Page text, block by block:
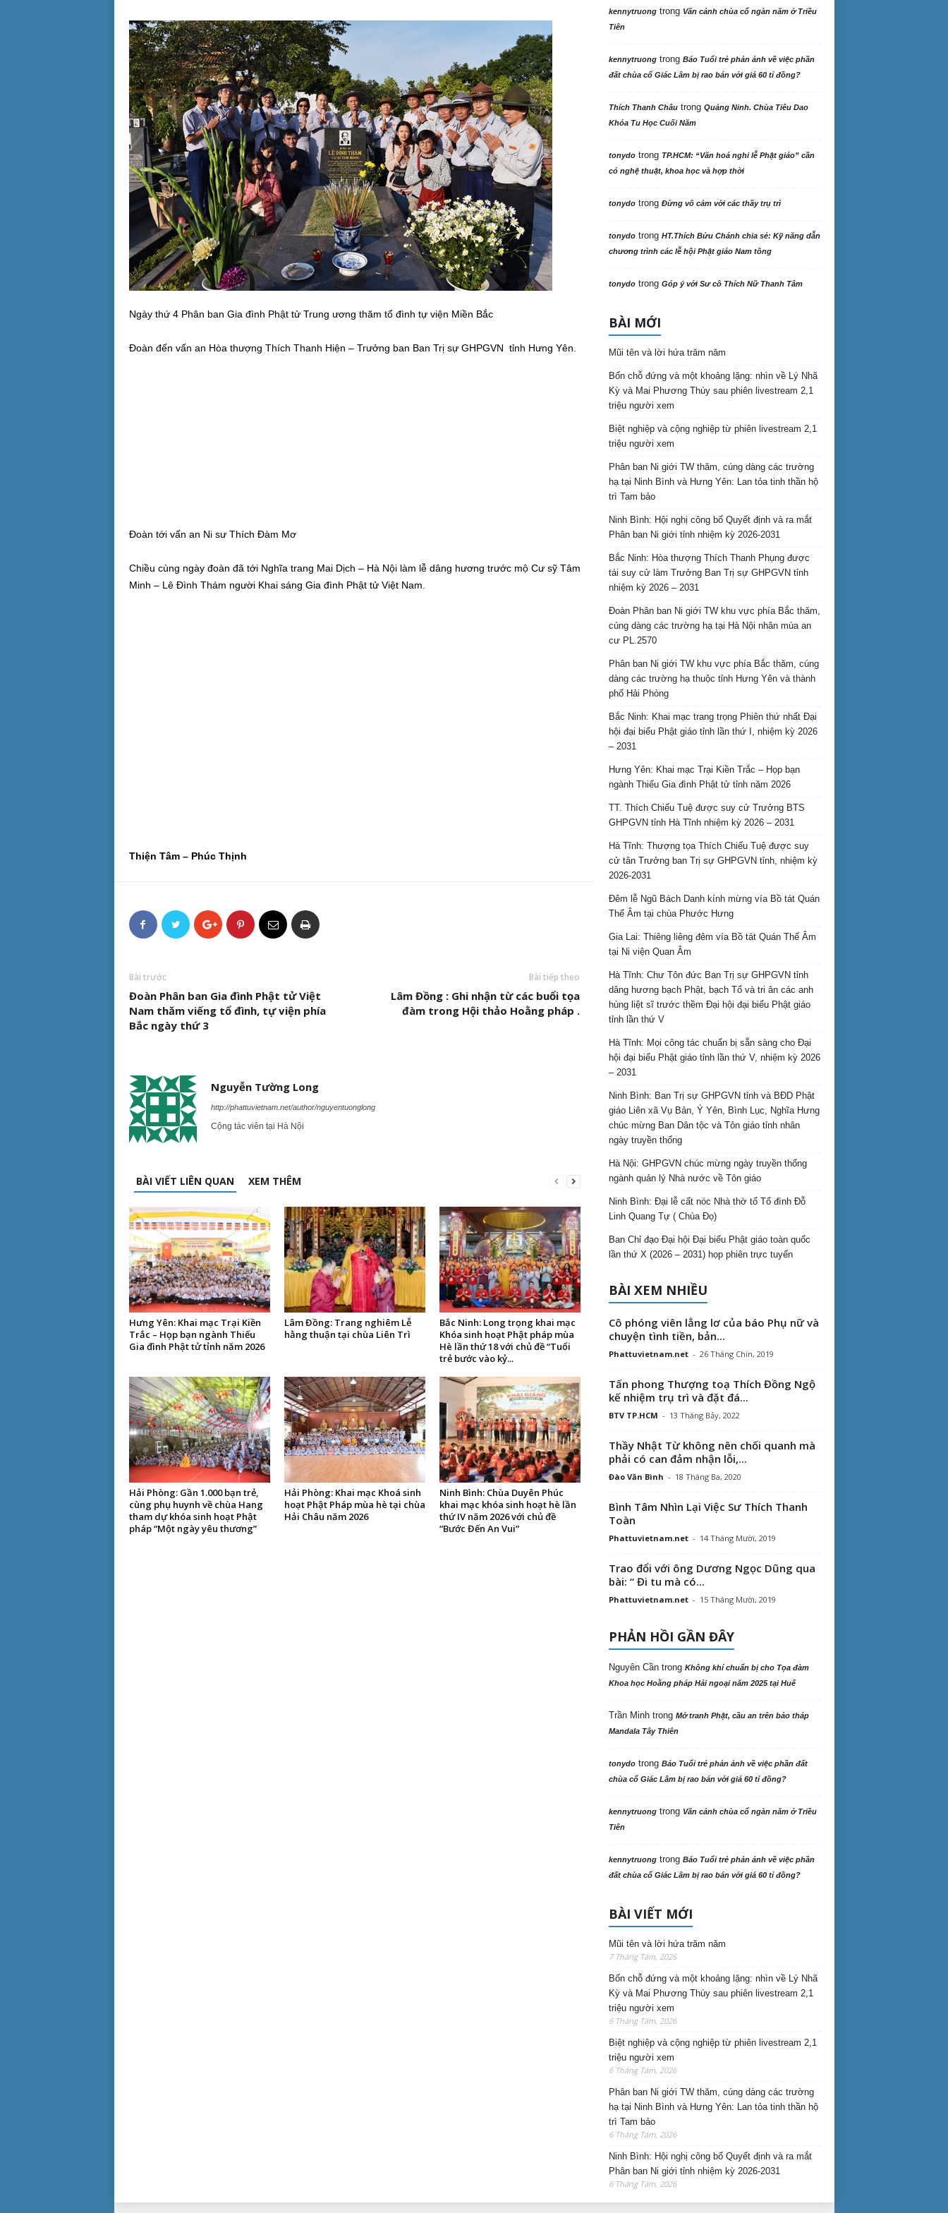
Ngày thứ 4 Phân ban Gia đình Phật tử Trung ương thăm tổ đình tự viện Miền Bắc
Đoàn đến vấn an Hòa thượng Thích Thanh Hiện – Trưởng ban Ban Trị sự GHPGVN tỉnh Hưng Yên.
Đoàn tới vấn an Ni sư Thích Đàm Mơ
Chiều cùng ngày đoàn đã tới Nghĩa trang Mai Dịch – Hà Nội làm lễ dâng hương trước mộ Cư sỹ Tâm
Minh – Lê Đình Thám người Khai sáng Gia đình Phật tử Việt Nam.
Thiện Tâm – Phúc Thịnh
Bài trước
Đoàn Phân ban Gia đình Phật tử Việt
Nam thăm viếng tổ đình, tự viện phía
Bắc ngày thứ 3
Bài tiếp theo
Lâm Đồng : Ghi nhận từ các buổi tọa
đàm trong Hội thảo Hoằng pháp .
Nguyễn Tường Long
http://phattuvietnam.net/author/nguyentuonglong
Cộng tác viên tại Hà Nội
BÀI VIẾT LIÊN QUAN XEM THÊM
Hưng Yên: Khai mạc Trại Kiền
Trắc – Họp bạn ngành Thiếu
Gia đình Phật tử tỉnh năm 2026
Lâm Đồng: Trang nghiêm Lễ
hằng thuận tại chùa Liên Trì
Bắc Ninh: Long trọng khai mạc
Khóa sinh hoạt Phật pháp mùa
Hè lần thứ 18 với chủ đề “Tuổi
trẻ bước vào kỷ...
Hải Phòng: Gần 1.000 bạn trẻ,
cùng phụ huynh về chùa Hang
tham dự khóa sinh hoạt Phật
pháp “Một ngày yêu thương”
Hải Phòng: Khai mạc Khoá sinh
hoạt Phật Pháp mùa hè tại chùa
Hải Châu năm 2026
Ninh Bình: Chùa Duyên Phúc
khai mạc khóa sinh hoạt hè lần
thứ IV năm 2026 với chủ đề
“Bước Đến An Vui”
kennytruongtrong Vãn cảnh chùa cổ ngàn năm ở Triều
Tiên
kennytruongtrong Báo Tuổi trẻ phản ảnh về việc phần
đất chùa cổ Giác Lâm bị rao bán với giá 60 tỉ đồng?
Thích Thanh Châutrong Quảng Ninh. Chùa Tiêu Dao
Khóa Tu Học Cuối Năm
tonydotrong TP.HCM: “Văn hoá nghi lễ Phật giáo” cần
có nghệ thuật, khoa học và hợp thời
tonydotrong Đừng vô cảm với các thầy trụ trì
tonydotrong HT.Thích Bửu Chánh chia sẻ: Kỹ năng dẫn
chương trình các lễ hội Phật giáo Nam tông
tonydotrong Góp ý với Sư cô Thích Nữ Thanh Tâm
BÀI MỚI
Mũi tên và lời hứa trăm năm
Bốn chỗ đứng và một khoảng lặng: nhìn về Lý Nhã
Kỳ và Mai Phương Thúy sau phiên livestream 2,1
triệu người xem
Biệt nghiệp và cộng nghiệp từ phiên livestream 2,1
triệu người xem
Phân ban Ni giới TW thăm, cúng dàng các trường
hạ tại Ninh Bình và Hưng Yên: Lan tỏa tinh thần hộ
trì Tam bảo
Ninh Bình: Hội nghị công bố Quyết định và ra mắt
Phân ban Ni giới tỉnh nhiệm kỳ 2026-2031
Bắc Ninh: Hòa thượng Thích Thanh Phụng được
tái suy cử làm Trưởng Ban Trị sự GHPGVN tỉnh
nhiệm kỳ 2026 – 2031
Đoàn Phân ban Ni giới TW khu vực phía Bắc thăm,
cúng dàng các trường hạ tại Hà Nội nhân mùa an
cư PL.2570
Phân ban Ni giới TW khu vực phía Bắc thăm, cúng
dàng các trường hạ thuộc tỉnh Hưng Yên và thành
phố Hải Phòng
Bắc Ninh: Khai mạc trang trọng Phiên thứ nhất Đại
hội đại biểu Phật giáo tỉnh lần thứ I, nhiệm kỳ 2026
– 2031
Hưng Yên: Khai mạc Trại Kiền Trắc – Họp bạn
ngành Thiếu Gia đình Phật tử tỉnh năm 2026
TT. Thích Chiếu Tuệ được suy cử Trưởng BTS
GHPGVN tỉnh Hà Tĩnh nhiệm kỳ 2026 – 2031
Hà Tĩnh: Thượng tọa Thích Chiếu Tuệ được suy
cử tân Trưởng ban Trị sự GHPGVN tỉnh, nhiệm kỳ
2026-2031
Đêm lễ Ngũ Bách Danh kính mừng vía Bồ tát Quán
Thế Âm tại chùa Phước Hưng
Gia Lai: Thiêng liêng đêm vía Bồ tát Quán Thế Âm
tại Ni viện Quan Âm
Hà Tĩnh: Chư Tôn đức Ban Trị sự GHPGVN tỉnh
dâng hương bạch Phật, bạch Tổ và tri ân các anh
hùng liệt sĩ trước thềm Đại hội đại biểu Phật giáo
tỉnh lần thứ V
Hà Tĩnh: Mọi công tác chuẩn bị sẵn sàng cho Đại
hội đại biểu Phật giáo tỉnh lần thứ V, nhiệm kỳ 2026
– 2031
Ninh Bình: Ban Trị sự GHPGVN tỉnh và BĐD Phật
giáo Liên xã Vụ Bản, Ý Yên, Bình Lục, Nghĩa Hưng
chúc mừng Ban Dân tộc và Tôn giáo tỉnh nhân
ngày truyền thống
Hà Nội: GHPGVN chúc mừng ngày truyền thống
ngành quản lý Nhà nước về Tôn giáo
Ninh Bình: Đại lễ cất nóc Nhà thờ tổ Tổ đình Đỗ
Linh Quang Tự ( Chùa Đọ)
Ban Chỉ đạo Đại hội Đại biểu Phật giáo toàn quốc
lần thứ X (2026 – 2031) họp phiên trực tuyến
BÀI XEM NHIỀU
Cô phóng viên lẳng lơ của báo Phụ nữ và
chuyện tình tiền, bản...
Phattuvietnam.net - 26 Tháng Chín, 2019
Tấn phong Thượng toạ Thích Đồng Ngộ
kế nhiệm trụ trì và đặt đá...
BTV TP.HCM - 13 Tháng Bảy, 2022
Thầy Nhật Từ không nên chối quanh mà
phải có can đảm nhận lỗi,...
Đào Văn Bình - 18 Tháng Ba, 2020
Bình Tâm Nhìn Lại Việc Sư Thích Thanh
Toàn
Phattuvietnam.net - 14 Tháng Mười, 2019
Trao đổi với ông Dương Ngọc Dũng qua
bài: “ Đi tu mà có...
Phattuvietnam.net - 15 Tháng Mười, 2019
PHẢN HỒI GẦN ĐÂY
Nguyên Cầntrong Không khí chuẩn bị cho Tọa đàm
Khoa học Hoằng pháp Hải ngoại năm 2025 tại Huế
Trần Minhtrong Mở tranh Phật, cầu an trên bảo tháp
Mandala Tây Thiên
tonydotrong Báo Tuổi trẻ phản ảnh về việc phần đất
chùa cổ Giác Lâm bị rao bán với giá 60 tỉ đồng?
kennytruongtrong Vãn cảnh chùa cổ ngàn năm ở Triều
Tiên
kennytruongtrong Báo Tuổi trẻ phản ảnh về việc phần
đất chùa cổ Giác Lâm bị rao bán với giá 60 tỉ đồng?
BÀI VIẾT MỚI
Mũi tên và lời hứa trăm năm
7 Tháng Tám, 2026
Bốn chỗ đứng và một khoảng lặng: nhìn về Lý Nhã
Kỳ và Mai Phương Thúy sau phiên livestream 2,1
triệu người xem
6 Tháng Tám, 2026
Biệt nghiệp và cộng nghiệp từ phiên livestream 2,1
triệu người xem
6 Tháng Tám, 2026
Phân ban Ni giới TW thăm, cúng dàng các trường
hạ tại Ninh Bình và Hưng Yên: Lan tỏa tinh thần hộ
trì Tam bảo
6 Tháng Tám, 2026
Ninh Bình: Hội nghị công bố Quyết định và ra mắt
Phân ban Ni giới tỉnh nhiệm kỳ 2026-2031
6 Tháng Tám, 2026